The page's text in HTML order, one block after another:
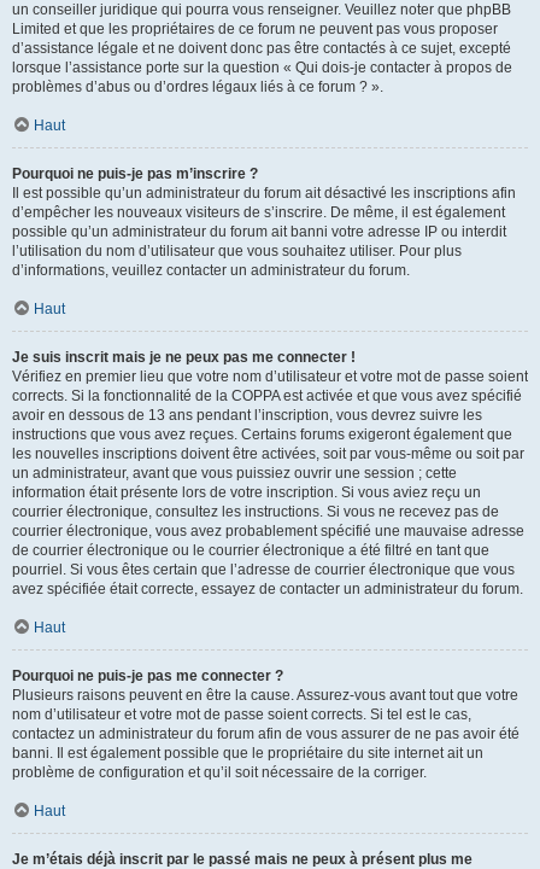
un conseiller juridique qui pourra vous renseigner. Veuillez noter que phpBB
Limited et que les propriétaires de ce forum ne peuvent pas vous proposer
d’assistance légale et ne doivent donc pas être contactés à ce sujet, excepté
lorsque l’assistance porte sur la question « Qui dois-je contacter à propos de
problèmes d’abus ou d’ordres légaux liés à ce forum ? ».
Haut
Pourquoi ne puis-je pas m’inscrire ?
Il est possible qu’un administrateur du forum ait désactivé les inscriptions afin
d’empêcher les nouveaux visiteurs de s’inscrire. De même, il est également
possible qu’un administrateur du forum ait banni votre adresse IP ou interdit
l’utilisation du nom d’utilisateur que vous souhaitez utiliser. Pour plus
d’informations, veuillez contacter un administrateur du forum.
Haut
Je suis inscrit mais je ne peux pas me connecter !
Vérifiez en premier lieu que votre nom d’utilisateur et votre mot de passe soient
corrects. Si la fonctionnalité de la COPPA est activée et que vous avez spécifié
avoir en dessous de 13 ans pendant l’inscription, vous devrez suivre les
instructions que vous avez reçues. Certains forums exigeront également que
les nouvelles inscriptions doivent être activées, soit par vous-même ou soit par
un administrateur, avant que vous puissiez ouvrir une session ; cette
information était présente lors de votre inscription. Si vous aviez reçu un
courrier électronique, consultez les instructions. Si vous ne recevez pas de
courrier électronique, vous avez probablement spécifié une mauvaise adresse
de courrier électronique ou le courrier électronique a été filtré en tant que
pourriel. Si vous êtes certain que l’adresse de courrier électronique que vous
avez spécifiée était correcte, essayez de contacter un administrateur du forum.
Haut
Pourquoi ne puis-je pas me connecter ?
Plusieurs raisons peuvent en être la cause. Assurez-vous avant tout que votre
nom d’utilisateur et votre mot de passe soient corrects. Si tel est le cas,
contactez un administrateur du forum afin de vous assurer de ne pas avoir été
banni. Il est également possible que le propriétaire du site internet ait un
problème de configuration et qu’il soit nécessaire de la corriger.
Haut
Je m’étais déjà inscrit par le passé mais ne peux à présent plus me